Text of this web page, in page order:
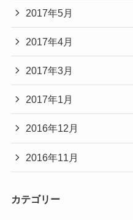
2017年5月
2017年4月
2017年3月
2017年1月
2016年12月
2016年11月
カテゴリー